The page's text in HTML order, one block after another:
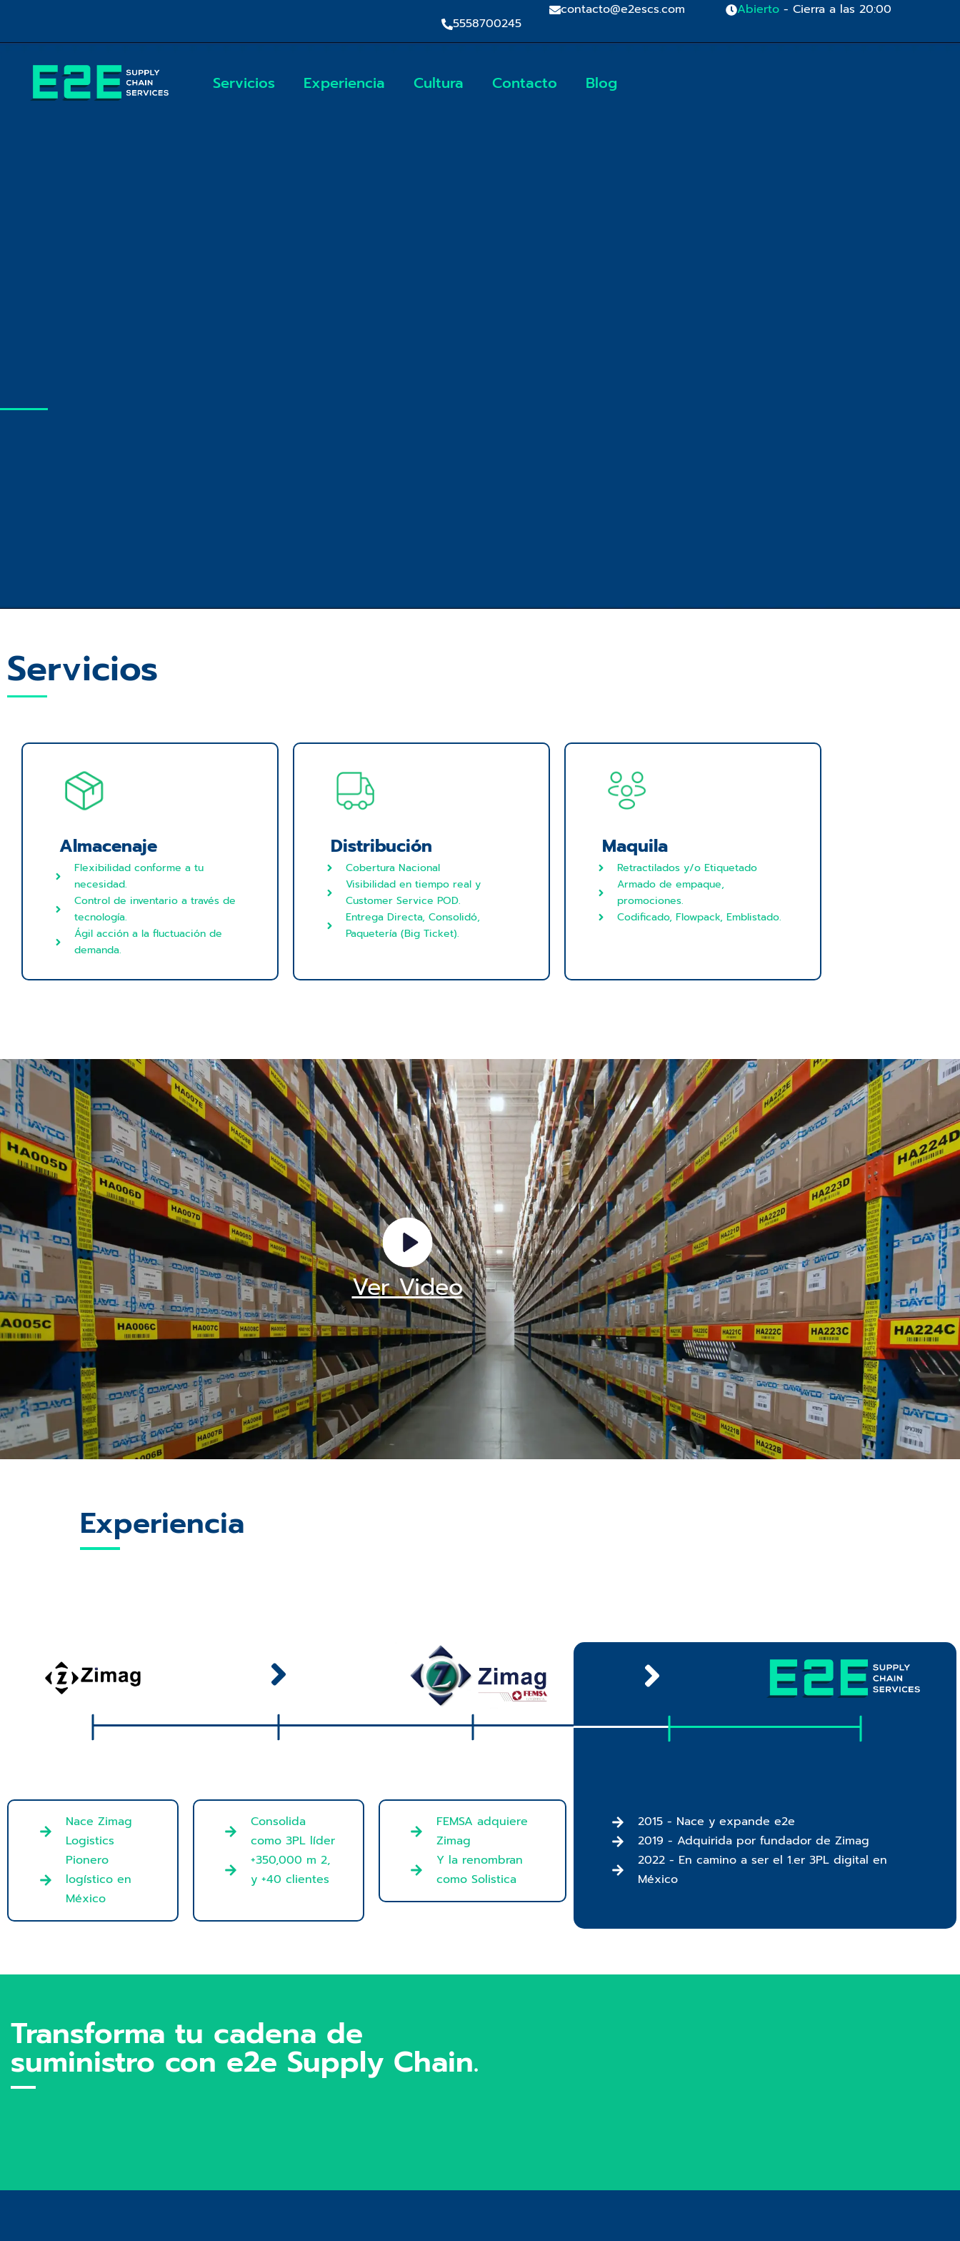
Saltar
contenido
5558700245
contacto@e2escs.com Abierto- Cierra a las 20:00
Servicios Experiencia Cultura Contacto Blog
Servicios
Almacenaje
Flexibilidad conforme a tu
necesidad.
Control de inventario a través de
tecnología.
Ágil acción a la fluctuación de
demanda.
Distribución
Cobertura Nacional
Visibilidad en tiempo real y
Customer Service POD.
Entrega Directa, Consolidó,
Paquetería (Big Ticket).
Maquila
Retractilados y/o Etiquetado
Armado de empaque,
promociones.
Codificado, Flowpack, Emblistado.
Ver Video
Experiencia
Nace Zimag
Logistics
Pionero
logístico en
México
Consolida
como 3PL líder
+350,000 m 2,
y +40 clientes
FEMSA adquiere
Zimag
Y la renombran
como Solistica
2015 - Nace y expande e2e
2019 - Adquirida por fundador de Zimag
2022 - En camino a ser el 1.er 3PL digital en
México
Transforma tu cadena de
suministro con e2e Supply Chain.